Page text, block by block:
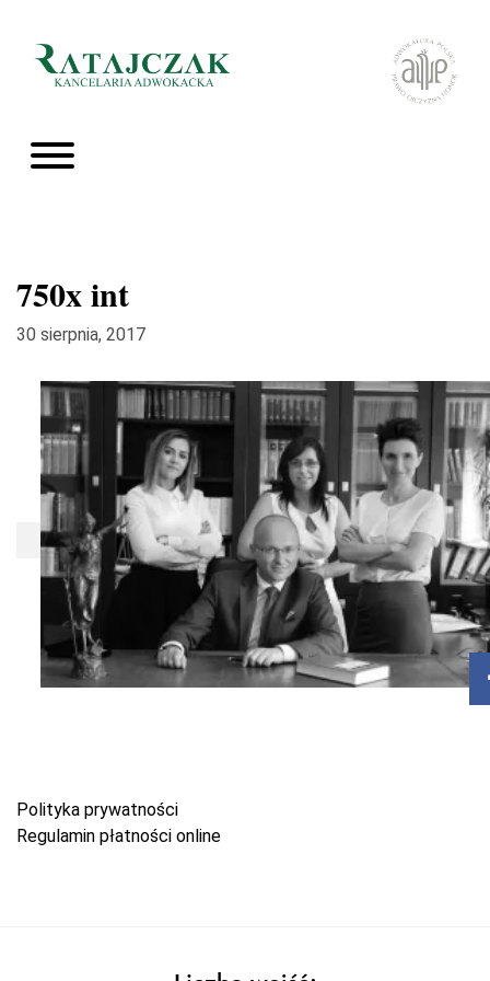
750x int
30 sierpnia, 2017
Polityka prywatności
Regulamin płatności online